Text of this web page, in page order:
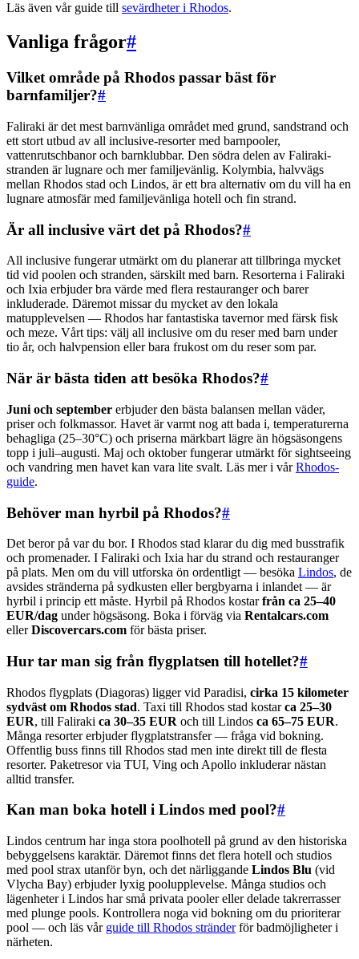
Läs även vår guide till sevärdheter i Rhodos.
Vanliga frågor#
Vilket område på Rhodos passar bäst för
barnfamiljer?#
Faliraki är det mest barnvänliga området med grund, sandstrand och
ett stort utbud av all inclusive-resorter med barnpooler,
vattenrutschbanor och barnklubbar. Den södra delen av Faliraki-
stranden är lugnare och mer familjevänlig. Kolymbia, halvvägs
mellan Rhodos stad och Lindos, är ett bra alternativ om du vill ha en
lugnare atmosfär med familjevänliga hotell och fin strand.
Är all inclusive värt det på Rhodos?#
All inclusive fungerar utmärkt om du planerar att tillbringa mycket
tid vid poolen och stranden, särskilt med barn. Resorterna i Faliraki
och Ixia erbjuder bra värde med flera restauranger och barer
inkluderade. Däremot missar du mycket av den lokala
matupplevelsen — Rhodos har fantastiska tavernor med färsk fisk
och meze. Vårt tips: välj all inclusive om du reser med barn under
tio år, och halvpension eller bara frukost om du reser som par.
När är bästa tiden att besöka Rhodos?#
Juni och september erbjuder den bästa balansen mellan väder,
priser och folkmassor. Havet är varmt nog att bada i, temperaturerna
behagliga (25–30°C) och priserna märkbart lägre än högsäsongens
topp i juli–augusti. Maj och oktober fungerar utmärkt för sightseeing
och vandring men havet kan vara lite svalt. Läs mer i vårRhodos-
guide.
Behöver man hyrbil på Rhodos?#
Det beror på var du bor. I Rhodos stad klarar du dig med busstrafik
och promenader. I Faliraki och Ixia har du strand och restauranger
på plats. Men om du vill utforska ön ordentligt — besöka Lindos, de
avsides stränderna på sydkusten eller bergbyarna i inlandet — är
hyrbil i princip ett måste. Hyrbil på Rhodos kostarfrån ca 25–40
EUR/dag under högsäsong. Boka i förväg via Rentalcars.com
ellerDiscovercars.com för bästa priser.
Hur tar man sig från flygplatsen till hotellet?#
Rhodos flygplats (Diagoras) ligger vid Paradisi, cirka 15 kilometer
sydväst om Rhodos stad. Taxi till Rhodos stad kostarca 25–30
EUR, till Faliraki ca 30–35 EUR och till Lindos ca 65–75 EUR.
Många resorter erbjuder flygplatstransfer — fråga vid bokning.
Offentlig buss finns till Rhodos stad men inte direkt till de flesta
resorter. Paketresor via TUI, Ving och Apollo inkluderar nästan
alltid transfer.
Kan man boka hotell i Lindos med pool?#
Lindos centrum har inga stora poolhotell på grund av den historiska
bebyggelsens karaktär. Däremot finns det flera hotell och studios
med pool strax utanför byn, och det närliggande Lindos Blu (vid
Vlycha Bay) erbjuder lyxig poolupplevelse. Många studios och
lägenheter i Lindos har små privata pooler eller delade takrerrasser
med plunge pools. Kontrollera noga vid bokning om du prioriterar
pool — och läs vår guide till Rhodos stränderför badmöjligheter i
närheten.